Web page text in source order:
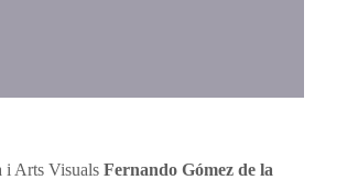
i Arts Visuals Fernando Gómez de la